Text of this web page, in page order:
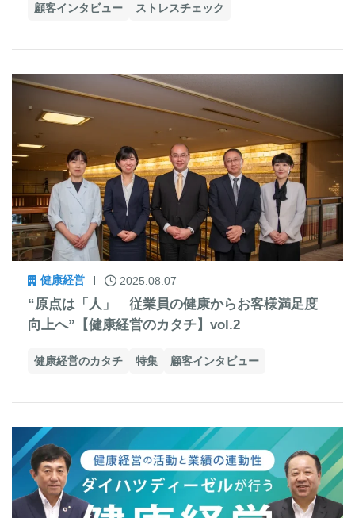
顧客インタビュー ストレスチェック
健康経営 2025.08.07
“原点は「人」 従業員の健康からお客様満足度
向上へ”【健康経営のカタチ】vol.2
健康経営のカタチ 特集 顧客インタビュー